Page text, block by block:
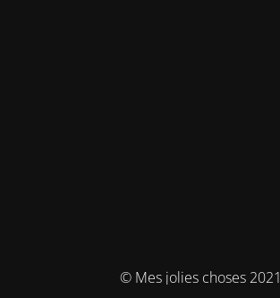
© Mes jolies choses 2021